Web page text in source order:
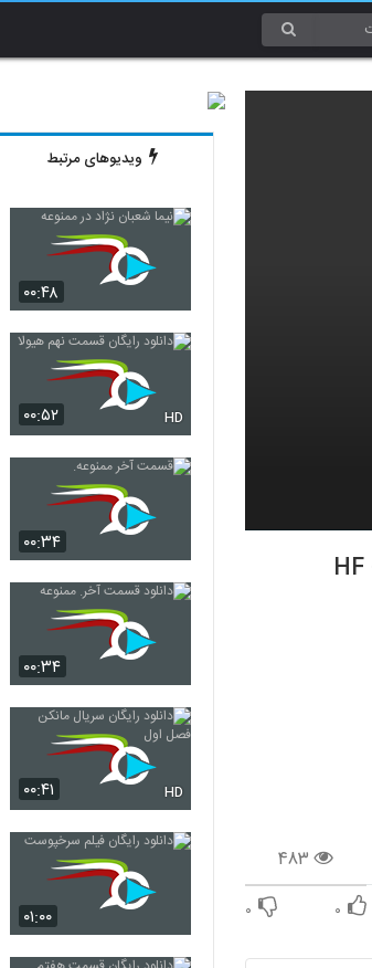
۴۸۳
۰ ۰
ویدیوهای مرتبط
۰۰:۴۸
۰۰:۵۲ HD
۰۰:۳۴
۰۰:۳۴
۰۰:۴۱ HD
۰۱:۰۰